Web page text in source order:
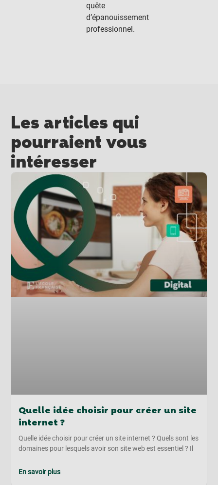
quête
d’épanouissement
professionnel.
Les articles qui
pourraient vous
intéresser
Quelle idée choisir pour créer un site
internet ?
Quelle idée choisir pour créer un site internet ? Quels sont les
domaines pour lesquels avoir son site web est essentiel ? Il
En savoir plus